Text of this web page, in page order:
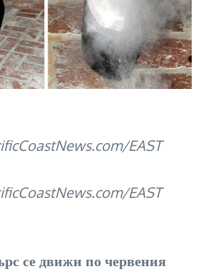
EAST
EAST
се движи по червения